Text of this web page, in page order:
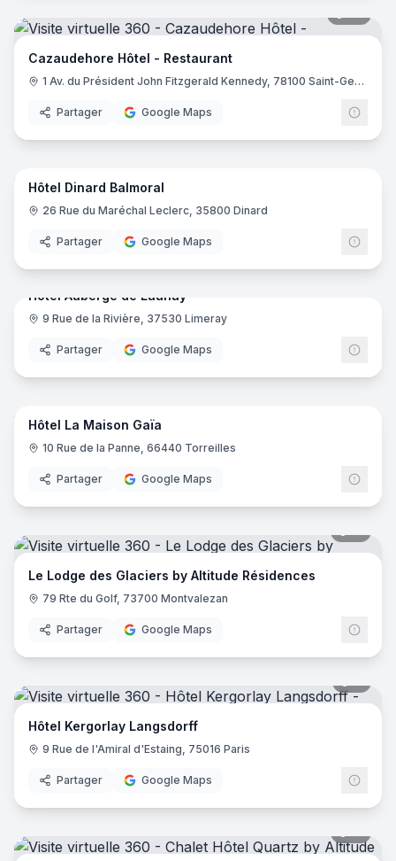
Cazaudehore Hôtel - Restaurant
1 Av. du Président John Fitzgerald Kennedy, 78100 Saint-Germain-en-Laye
Partager Google Maps
17
Hôtel Dinard Balmoral
26 Rue du Maréchal Leclerc, 35800 Dinard
Partager Google Maps
29
Hotel Auberge de Launay
9 Rue de la Rivière, 37530 Limeray
Partager Google Maps
23
Hôtel La Maison Gaïa
10 Rue de la Panne, 66440 Torreilles
Partager Google Maps
Le Lodge des Glaciers by Altitude Résidences
79 Rte du Golf, 73700 Montvalezan
Partager Google Maps
Hôtel Kergorlay Langsdorff
9 Rue de l'Amiral d'Estaing, 75016 Paris
Partager Google Maps